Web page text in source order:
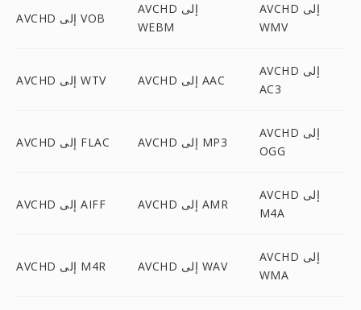
AVCHD إلى VOB
AVCHD إلى
WEBM
AVCHD إلى
WMV
AVCHD إلى WTV AVCHD إلى AAC
AVCHD إلى
AC3
AVCHD إلى FLAC AVCHD إلى MP3
AVCHD إلى
OGG
AVCHD إلى AIFF AVCHD إلى AMR
AVCHD إلى
M4A
AVCHD إلى M4R AVCHD إلى WAV
AVCHD إلى
WMA